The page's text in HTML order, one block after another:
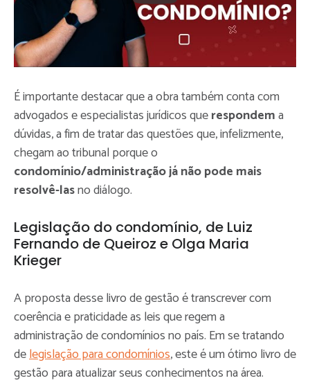
É importante destacar que a obra também conta com
advogados e especialistas jurídicos querespondema
dúvidas, a fim de tratar das questões que, infelizmente,
chegam ao tribunal porque o
condomínio/administração já não pode mais
resolvê-lasno diálogo.
Legislação do condomínio, de Luiz
Fernando de Queiroz e Olga Maria
Krieger
A proposta desse livro de gestão é transcrever com
coerência e praticidade as leis que regem a
administração de condomínios no país. Em se tratando
delegislação para condomínios, este é um ótimo livro de
gestão para atualizar seus conhecimentos na área.